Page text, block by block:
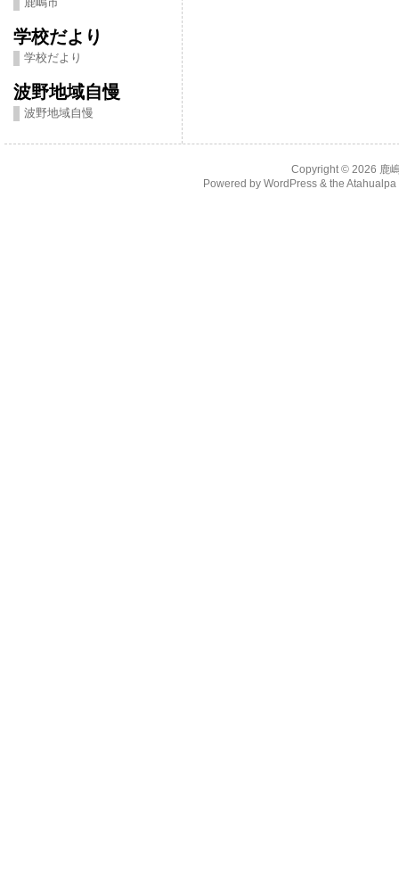
学校だより
学校だより
波野地域自慢
波野地域自慢
Copyright © 2026 鹿
Powered by WordPress& the Atahualpa